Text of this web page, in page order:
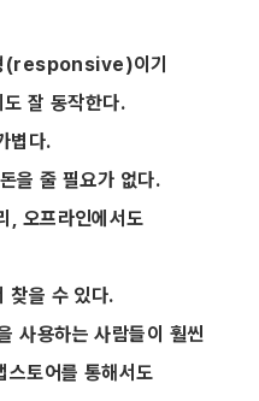
(responsive)이기
잘 동작한다.
볍다.
을 줄 필요가 없다.
, 오프라인에서도
찾을 수 있다.
사용하는 사람들이 훨씬
스토어를 통해서도